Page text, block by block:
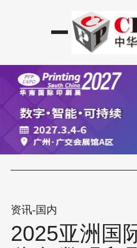
资讯-国内
2025亚洲国